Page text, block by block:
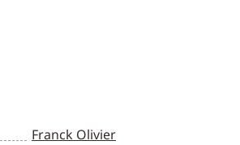
Franck Olivier